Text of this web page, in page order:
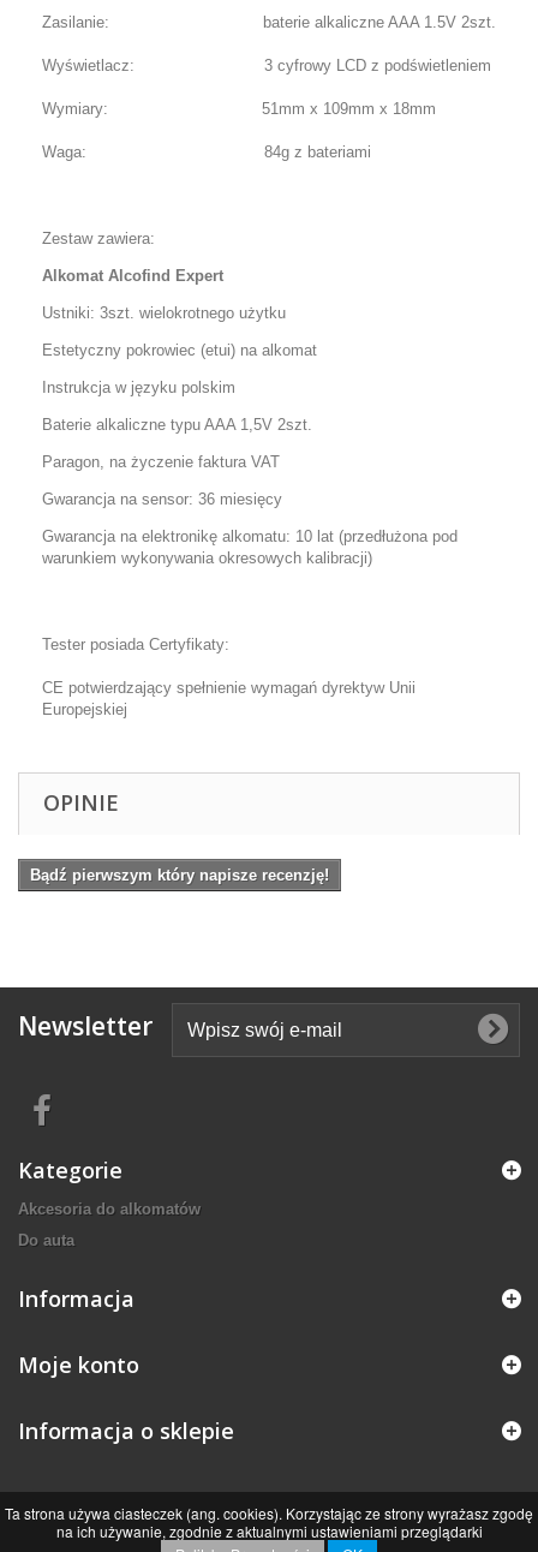
Zasilanie: baterie alkaliczne AAA 1.5V 2szt.
Wyświetlacz: 3 cyfrowy LCD z podświetleniem
Wymiary: 51mm x 109mm x 18mm
Waga: 84g z bateriami
Zestaw zawiera:
Alkomat Alcofind Expert
Ustniki: 3szt. wielokrotnego użytku
Estetyczny pokrowiec (etui) na alkomat
Instrukcja w języku polskim
Baterie alkaliczne typu AAA 1,5V 2szt.
Paragon, na życzenie faktura VAT
Gwarancja na sensor: 36 miesięcy
Gwarancja na elektronikę alkomatu: 10 lat (przedłużona pod
warunkiem wykonywania okresowych kalibracji)
Tester posiada Certyfikaty:
CE potwierdzający spełnienie wymagań dyrektyw Unii
Europejskiej
OPINIE
Bądź pierwszym który napisze recenzję!
Newsletter
Kategorie
Akcesoria do alkomatów
Do auta
Informacja
Moje konto
Informacja o sklepie
Ta strona używa ciasteczek (ang. cookies). Korzystając ze strony wyrażasz zgodę
na ich używanie, zgodnie z aktualnymi ustawieniami przeglądarki